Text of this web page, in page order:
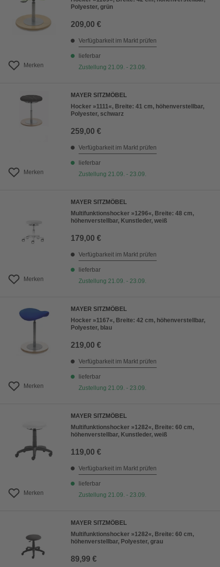
Merken
Polyester, grün
209,00 €
Verfügbarkeit im Markt prüfen
lieferbar
Zustellung 21.09. - 23.09.
Merken
MAYER SITZMÖBEL
Hocker »1111«, Breite: 41 cm, höhenverstellbar,
Polyester, schwarz
259,00 €
Verfügbarkeit im Markt prüfen
lieferbar
Zustellung 21.09. - 23.09.
Merken
MAYER SITZMÖBEL
Multifunktionshocker »1296«, Breite: 48 cm,
höhenverstellbar, Kunstleder, weiß
179,00 €
Verfügbarkeit im Markt prüfen
lieferbar
Zustellung 21.09. - 23.09.
Merken
MAYER SITZMÖBEL
Hocker »1167«, Breite: 42 cm, höhenverstellbar,
Polyester, blau
219,00 €
Verfügbarkeit im Markt prüfen
lieferbar
Zustellung 21.09. - 23.09.
Merken
MAYER SITZMÖBEL
Multifunktionshocker »1282«, Breite: 60 cm,
höhenverstellbar, Kunstleder, weiß
119,00 €
Verfügbarkeit im Markt prüfen
lieferbar
Zustellung 21.09. - 23.09.
MAYER SITZMÖBEL
Multifunktionshocker »1282«, Breite: 60 cm,
höhenverstellbar, Polyester, grau
89,99 €